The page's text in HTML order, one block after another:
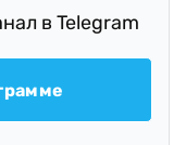
в Telegram